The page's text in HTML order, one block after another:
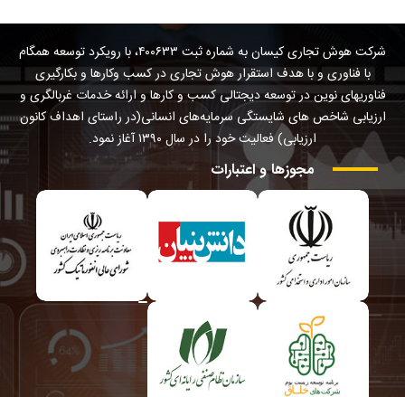
شرکت هوش تجاری کیسان به شماره ثبت ۴۰۰۶۳۳، با رویکرد توسعه همگام
با فناوری و با هدف استقرار هوش تجاری در کسب وکارها و بکارگیری
فناوریهای نوین در توسعه دیجتالی کسب و کارها و ارائه خدمات غربالگری و
ارزیابی شاخص های شایستگی سرمایه‌های انسانی(در راستای اهداف کانون
ارزیابی) فعالیت خود را در سال ۱۳۹۰ آغاز نمود.
مجوزها و اعتبارات